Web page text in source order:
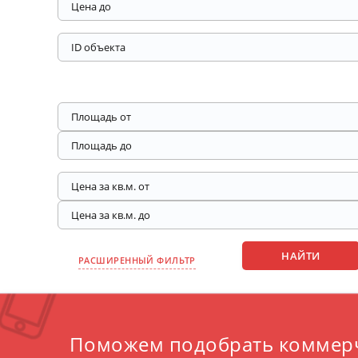
РАСШИРЕННЫЙ ФИЛЬТР
Поможем подобрать